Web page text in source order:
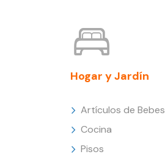
Hogar y Jardín
Artículos de Bebes
Cocina
Pisos